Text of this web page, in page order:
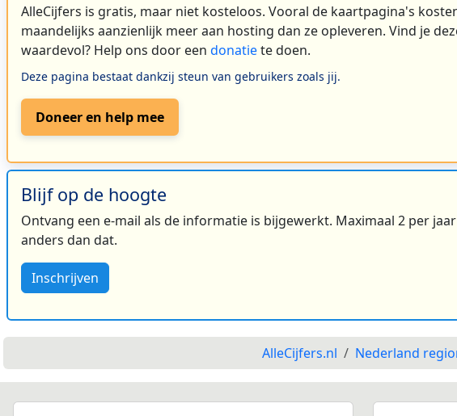
AlleCijfers is gratis, maar niet kosteloos. Vooral de kaartpagina's
maandelijks aanzienlijk meer aan hosting dan ze opleveren. Vind je
waardevol? Help ons door een donatiete doen.
Deze pagina bestaat dankzij steun van gebruikers zoals jij.
Doneer en help mee
Blijf op de hoogte
Ontvang een e-mail als de informatie is bijgewerkt. Maximaal 2 per
anders dan dat.
Inschrijven
AlleCijfers.nl Nederland